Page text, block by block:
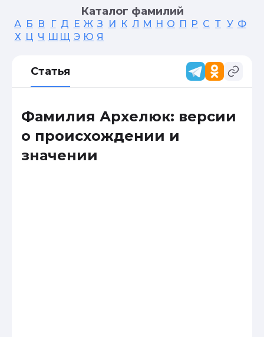
Каталог фамилий
А Б В Г Д Е Ж З И К Л М Н О П Р С Т У Ф
Х Ц Ч Ш Щ Э Ю Я
Статья
Фамилия Архелюк: версии
о происхождении и
значении